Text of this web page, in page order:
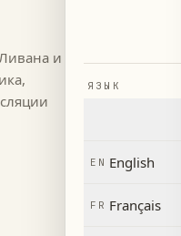
и
٢٠٢٦
→
Мир
ЯЗЫК
EN English
FR Français